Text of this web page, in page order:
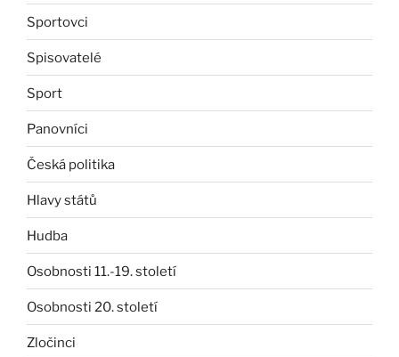
Sportovci
Spisovatelé
Sport
Panovníci
Česká politika
Hlavy států
Hudba
Osobnosti 11.-19. století
Osobnosti 20. století
Zločinci